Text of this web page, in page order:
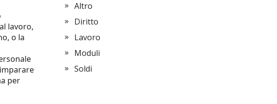
lavoro,
o la
per
Altro
Diritto
Lavoro
Moduli
Soldi